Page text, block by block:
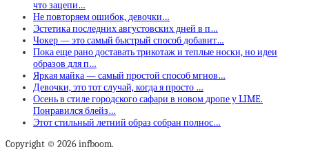
что зацепи…
Не повторяем ошибок, девочки…
Эстетика последних августовских дней в п…
Чокер — это самый быстрый способ добавит…
Пока еще рано доставать трикотаж и теплые носки, но идеи
образов для п…
Яркая майка — самый простой способ мгнов…
Девочки, это тот случай, когда я просто …
Осень в стиле городского сафари в новом дропе у LIME.
Понравился блейз…
Этот стильный летний образ собран полнос…
Copyright © 2026 infboom.